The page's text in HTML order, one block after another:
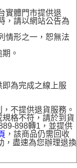
實體門市提供退
，請以網站公告為
情形之一，恕無法
。
為完成之線上服
不提供退貨服務。
格不符，請於到貨
898轉1，並提供
，該商品仍需回收
，盡速為您辦理退換